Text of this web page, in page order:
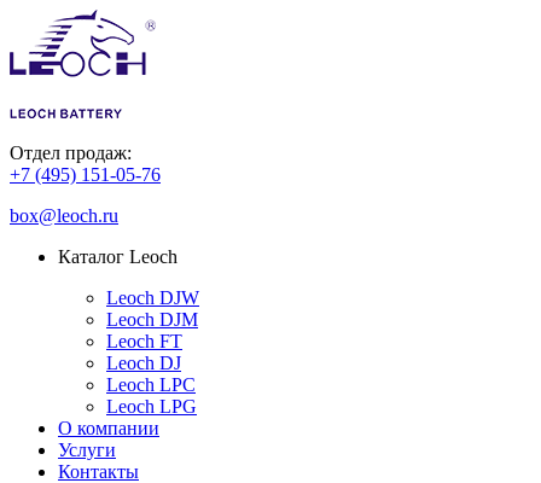
Отдел продаж:
+7 (495) 151-05-76
box@leoch.ru
Каталог Leoch
Leoch DJW
Leoch DJM
Leoch FT
Leoch DJ
Leoch LPC
Leoch LPG
О компании
Услуги
Контакты